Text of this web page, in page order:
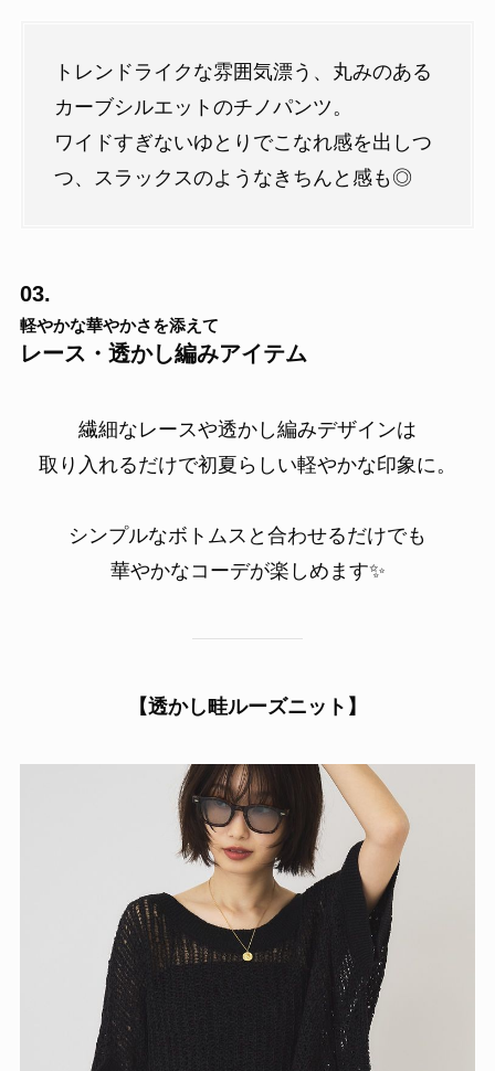
トレンドライクな雰囲気漂う、丸みのある
カーブシルエットのチノパンツ。
ワイドすぎないゆとりでこなれ感を出しつ
つ、スラックスのようなきちんと感も◎
03.
軽やかな華やかさを添えて
レース・透かし編みアイテム
繊細なレースや透かし編みデザインは
取り入れるだけで初夏らしい軽やかな印象に。
シンプルなボトムスと合わせるだけでも
華やかなコーデが楽しめます✨
【透かし畦ルーズニット】